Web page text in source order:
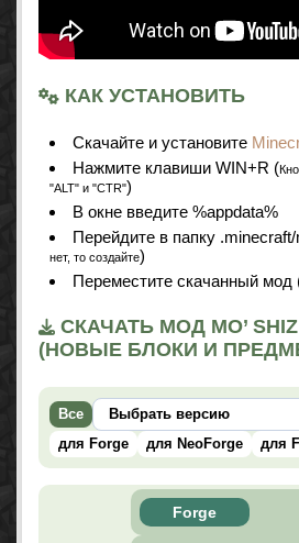
КАК УСТАНОВИТЬ
Cкачайте и установите
Нажмите клавиши WIN+R (
"ALT" и "CTR")
В окне введите %appdata%
Перейдите в папку
нет, то создайте)
Переместите скачанный мод
СКАЧАТЬ МОД MO’ SHIZ
(НОВЫЕ БЛОКИ И
Все
для Forge
для NeoForge для
Forge